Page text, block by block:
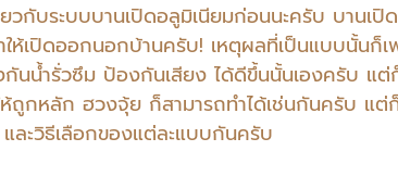
วกับระบบบานเปิดอลูมิเนียมก่อนนะครับ บานเปิ
ห้เปิดออกนอกบ้านครับ! เหตุผลที่เป็นแบบนั้นก็เพ
นน้ำรั่วซึม ป้องกันเสียง ได้ดีขึ้นนั้นเองครับ แต่
ห้ถูกหลัก ฮวงจุ้ย ก็สามารถทำได้เช่นกันครับ แ
ละวิธีเลือกของแต่ละแบบกันครับ